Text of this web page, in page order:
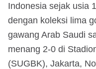
Indonesia sejak usia
dengan koleksi lima
gawang Arab Saudi
menang 2-0 di
(SUGBK), Jakarta,